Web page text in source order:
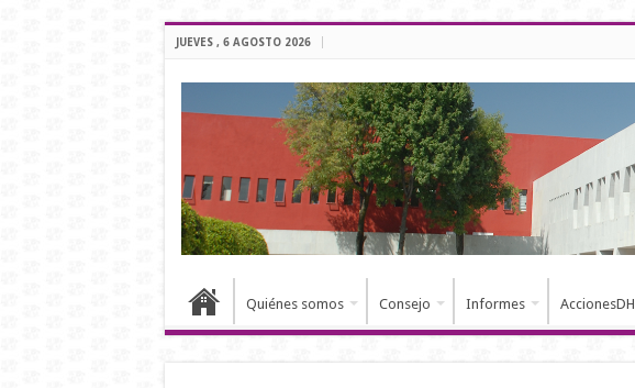
JUEVES , 6 AGOSTO 2026
Quiénes somos Consejo Informes AccionesDH